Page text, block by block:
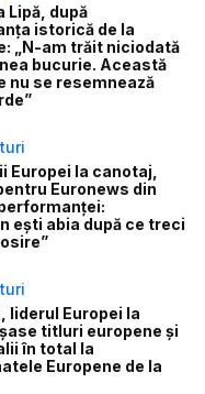
Lipă, după
istorică de la
„N-am trăit niciodată
bucurie. Această
nu se resemnează
Europei la canotaj,
Euronews din
ești abia după ce treci
liderul Europei la
titluri europene și
în total la
Europene de la